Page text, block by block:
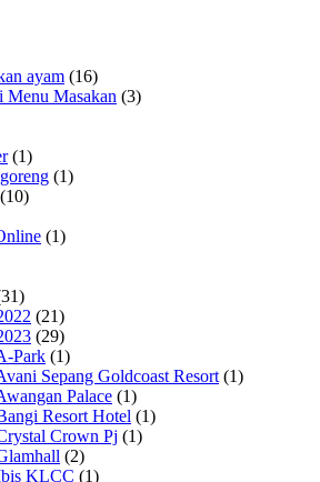
ayam (16)
Menu Masakan (3)
(1)
(1)
(10)
(1)
(21)
(29)
Park (1)
Sepang Goldcoast Resort (1)
Palace (1)
Resort Hotel (1)
Crown Pj (1)
(2)
KLCC (1)